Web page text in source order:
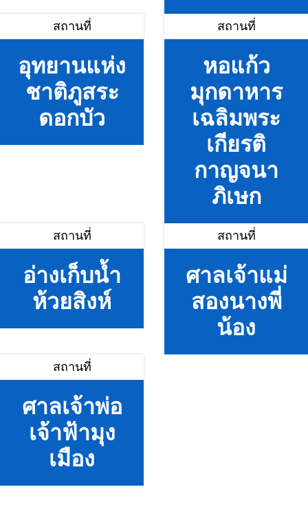
สถานที่
อุทยานแห่ง
ชาติภูสระ
ดอกบัว
สถานที่
หอแก้ว
มุกดาหาร
เฉลิมพระ
เกียรติ
กาญจนา
ภิเษก
สถานที่
อ่างเก็บน้ำ
ห้วยสิงห์
สถานที่
ศาลเจ้าแม่
สองนางพี่
น้อง
สถานที่
ศาลเจ้าพ่อ
เจ้าฟ้ามุง
เมือง